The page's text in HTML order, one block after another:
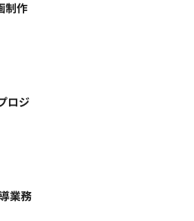
制作
ロジ
業務